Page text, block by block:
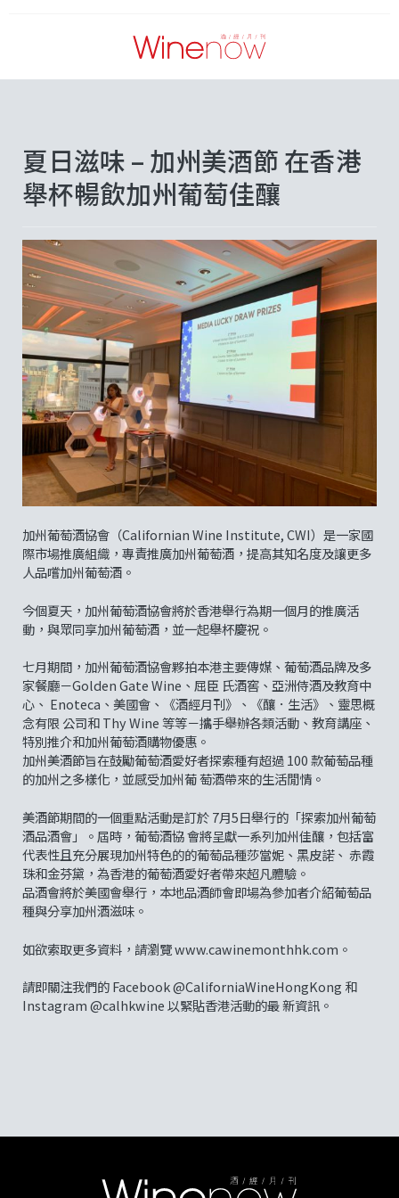
夏日滋味 – 加州美酒節 在香港
舉杯暢飲加州葡萄佳釀
加州葡萄酒協會（Californian Wine Institute, CWI）是一家國
際市場推廣組織，專責推廣加州葡萄酒，提高其知名度及讓更多
人品嚐加州葡萄酒。
今個夏天，加州葡萄酒協會將於香港舉行為期一個月的推廣活
動，與眾同享加州葡萄酒，並一起舉杯慶祝。
七月期間，加州葡萄酒協會夥拍本港主要傳媒、葡萄酒品牌及多
家餐廳－Golden Gate Wine、屈臣 氏酒窖、亞洲侍酒及教育中
心、 Enoteca、美國會、《酒經月刊》、《釀．生活》、靈思概
念有限 公司和 Thy Wine 等等－攜手舉辦各類活動、教育講座、
特別推介和加州葡萄酒購物優惠。
加州美酒節旨在鼓勵葡萄酒愛好者探索種有超過 100 款葡萄品種
的加州之多樣化，並感受加州葡 萄酒帶來的生活閒情。
美酒節期間的一個重點活動是訂於 7月5日舉行的「探索加州葡萄
酒品酒會」。屆時，葡萄酒協 會將呈獻一系列加州佳釀，包括富
代表性且充分展現加州特色的的葡萄品種莎當妮、黑皮諾、 赤霞
珠和金芬黛，為香港的葡萄酒愛好者帶來超凡體驗。
品酒會將於美國會舉行，本地品酒師會即場為參加者介紹葡萄品
種與分享加州酒滋味。
如欲索取更多資料，請瀏覽 www.cawinemonthhk.com。
請即關注我們的 Facebook @CaliforniaWineHongKong 和
Instagram @calhkwine 以緊貼香港活動的最 新資訊。